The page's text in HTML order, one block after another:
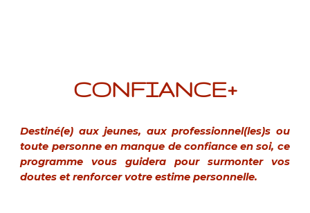
CONFIANCE+
Destiné(e) aux jeunes, aux professionnel(les)s ou
toute personne en manque de confiance en soi, ce
programme vous guidera pour surmonter vos
doutes et renforcer votre estime personnelle.